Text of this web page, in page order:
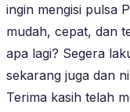
ingin mengisi pulsa
mudah, cepat, dan
apa lagi? Segera
sekarang juga dan
Terima kasih telah